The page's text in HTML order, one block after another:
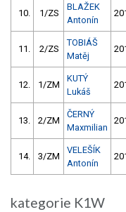
10. 1/ZS
BLAŽEK
Antonín
11. 2/ZS
TOBIÁŠ
Matěj
12. 1/ZM
KUTÝ
Lukáš
13. 2/ZM
ČERNÝ
Maxmilian
14. 3/ZM
VELEŠÍK
Antonín
kategorie K1W